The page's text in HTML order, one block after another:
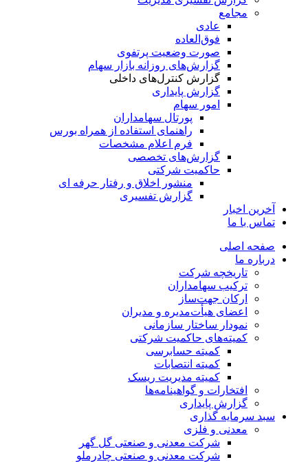
مجامع
عادی
فوق‌العاده
صورت وضعیت پرتفوی
گزارش‌های روزانه بازار سهام
گزارش کنترل‌های داخلی
گزارش پایداری
امور سهام
پورتال سهامداران
راهنمای استفاده از همراه بورس
فرم اعلام مشخصات
گزارش‌های تخصصی
حاکمیت شرکتی
منشور اخلاق و رفتار حرفه­ ای
گزارش تفسیری
آخرین اخبار
تماس با ما
صفحه اصلی
درباره ما
تاریخچه شرکت
ترکیب سهامداران
ارکان جهت‌ساز
اعضای هیأت‌مدیره و مدیران
نمودار ساختار سازمانی
کمیته‌های حاکمیت شرکتی
کمیته حسابرسی
کمیته انتصابات
کمیته مدیریت ریسک
افتخارات و گواهینامه‌ها
گزارش پایداری
سبد سرمایه گذاری
معدنی و فلزی
شرکت معدنی و صنعتی گل گهر
شرکت معدنی و صنعتی چادرملو